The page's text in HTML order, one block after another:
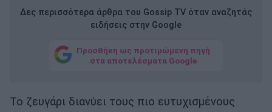
Δες περισσότερα άρθρα του Gossip TV όταν αναζητάς
ειδήσεις στην Google
Προσθήκη ως προτιμώμενη πηγή
στα αποτελέσματα Google
Το ζευγάρι διανύει τους πιο ευτυχισμένους